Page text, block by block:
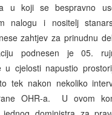
u koji se bespravno
nalogu i nositelj
zahtjev za prinudnu
podnesen je 05.
u cjelosti napustio
tek nakon nekoliko
OHR-a. U ovom